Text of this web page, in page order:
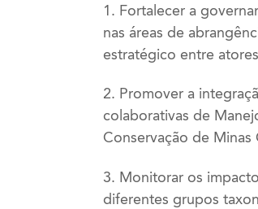
1. Fortalecer a
nas áreas de
estratégico entre
2. Promover a
colaborativas de
Conservação de Minas
3. Monitorar os
diferentes grupos